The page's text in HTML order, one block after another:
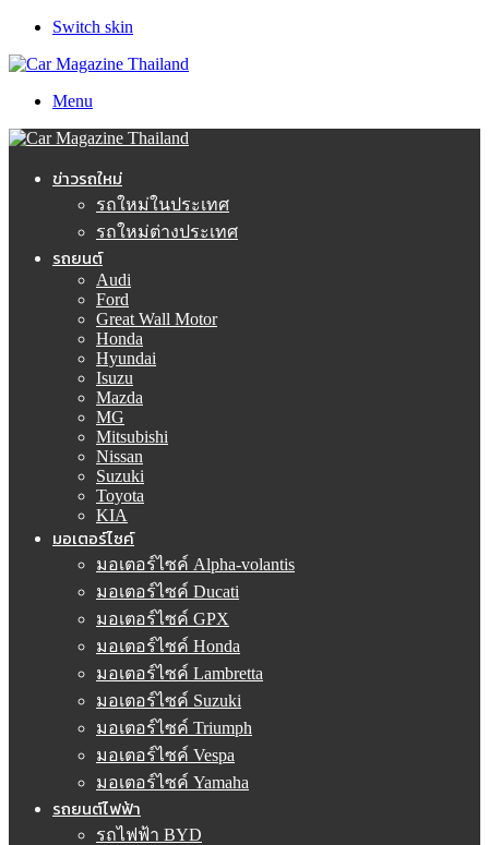
Switch skin
Menu
ข่าวรถใหม่
รถใหม่ในประเทศ
รถใหม่ต่างประเทศ
รถยนต์
Audi
Ford
Great Wall Motor
Honda
Hyundai
Isuzu
Mazda
MG
Mitsubishi
Nissan
Suzuki
Toyota
KIA
มอเตอร์ไซค์
มอเตอร์ไซค์ Alpha-volantis
มอเตอร์ไซค์ Ducati
มอเตอร์ไซค์ GPX
มอเตอร์ไซค์ Honda
มอเตอร์ไซค์ Lambretta
มอเตอร์ไซค์ Suzuki
มอเตอร์ไซค์ Triumph
มอเตอร์ไซค์ Vespa
มอเตอร์ไซค์ Yamaha
รถยนต์ไฟฟ้า
รถไฟฟ้า BYD